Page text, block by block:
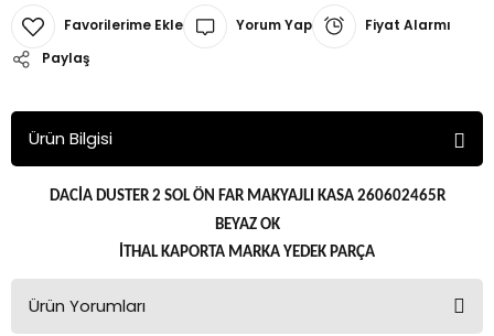
Yorum Yap
Fiyat Alarmı
Paylaş
Ürün Bilgisi
DACİA DUSTER 2 SOL ÖN FAR MAKYAJLI KASA 260602465R
BEYAZ OK
İTHAL KAPORTA MARKA YEDEK PARÇA
Ürün Yorumları